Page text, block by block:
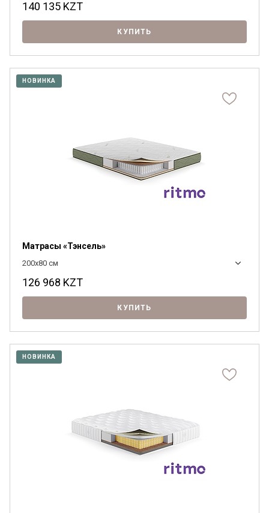
140 135 KZT
КУПИТЬ
НОВИНКА
Матрасы «Тэнсель»
200x80 см
126 968 KZT
КУПИТЬ
НОВИНКА